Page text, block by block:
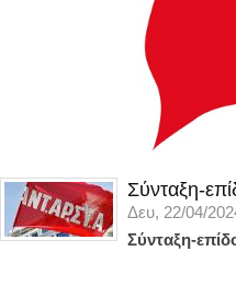
Σύνταξη-
Δευ, 22/04/
Σύνταξη-